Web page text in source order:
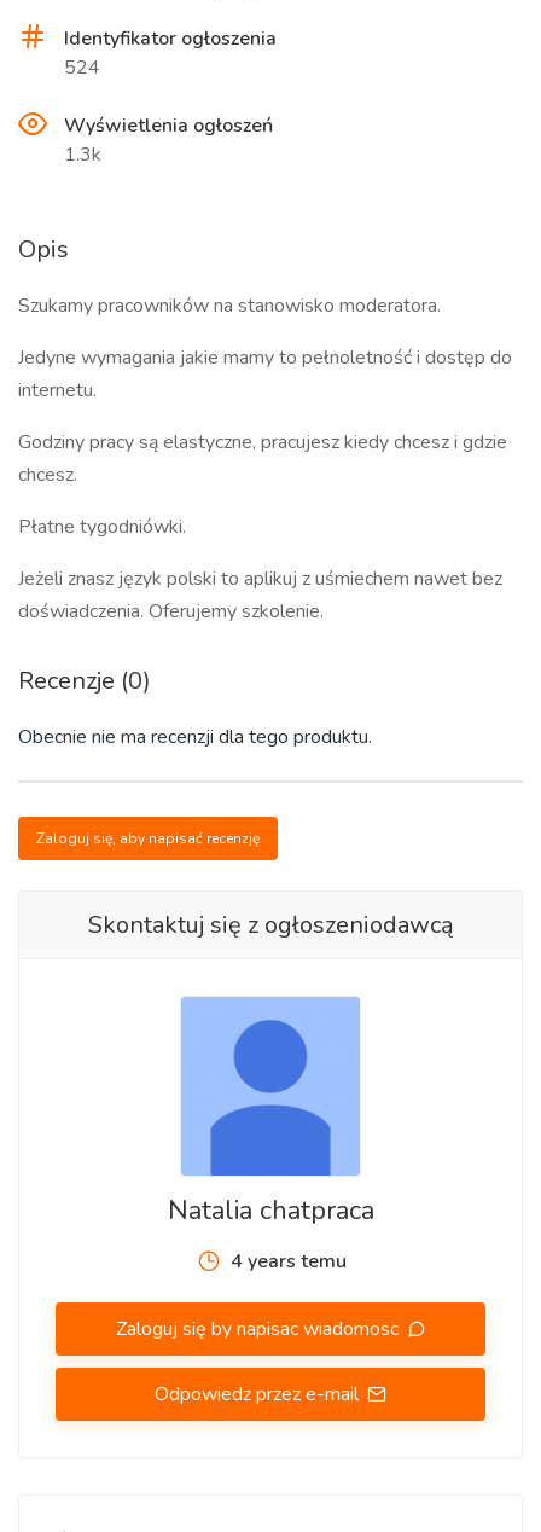
Identyfikator ogłoszenia
524
Wyświetlenia ogłoszeń
1.3k
Opis
Szukamy pracowników na stanowisko moderatora.
Jedyne wymagania jakie mamy to pełnoletność i dostęp do
internetu.
Godziny pracy są elastyczne, pracujesz kiedy chcesz i gdzie
chcesz.
Płatne tygodniówki.
Jeżeli znasz język polski to aplikuj z uśmiechem nawet bez
doświadczenia. Oferujemy szkolenie.
Recenzje (0)
Obecnie nie ma recenzji dla tego produktu.
Zaloguj się, aby napisać recenzję
Skontaktuj się z ogłoszeniodawcą
Natalia chatpraca
4 years temu
Zaloguj się by napisac wiadomosc
Odpowiedz przez e-mail